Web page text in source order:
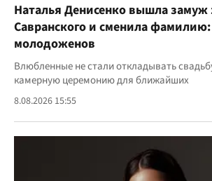
Наталья Денисенко вышла
Савранского и сменила
молодоженов
Влюбленные не стали откладывать
камерную церемонию для ближайших
8.08.2026 15:55